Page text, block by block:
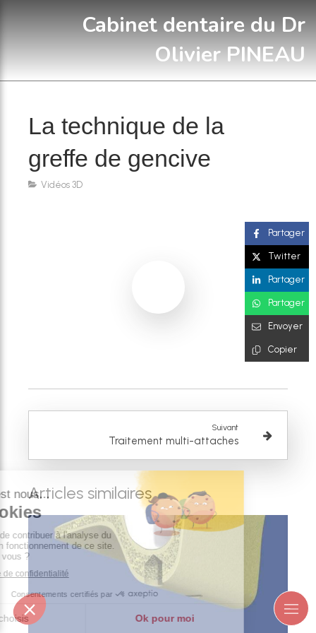
Cabinet dentaire du Dr
Olivier PINEAU
La technique de la
greffe de gencive
Vidéos 3D
Suivant
Traitement multi-attaches
Articles similaires
Partager
Twitter
Partager
Partager
Envoyer
Copier